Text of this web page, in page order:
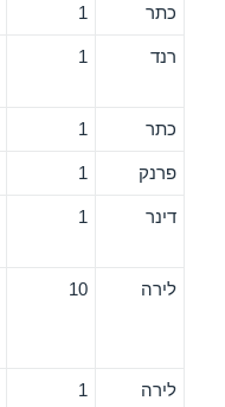
כתר 1
רנד 1
כתר 1
פרנק 1
דינר 1
לירה 10
לירה 1